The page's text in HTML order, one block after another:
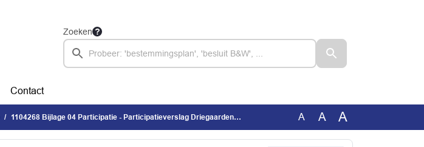
Zoeken
Contact
1104268 Bijlage 04 Participatie - Participatieverslag Driegaarden 2 en 3 Huissen A A A